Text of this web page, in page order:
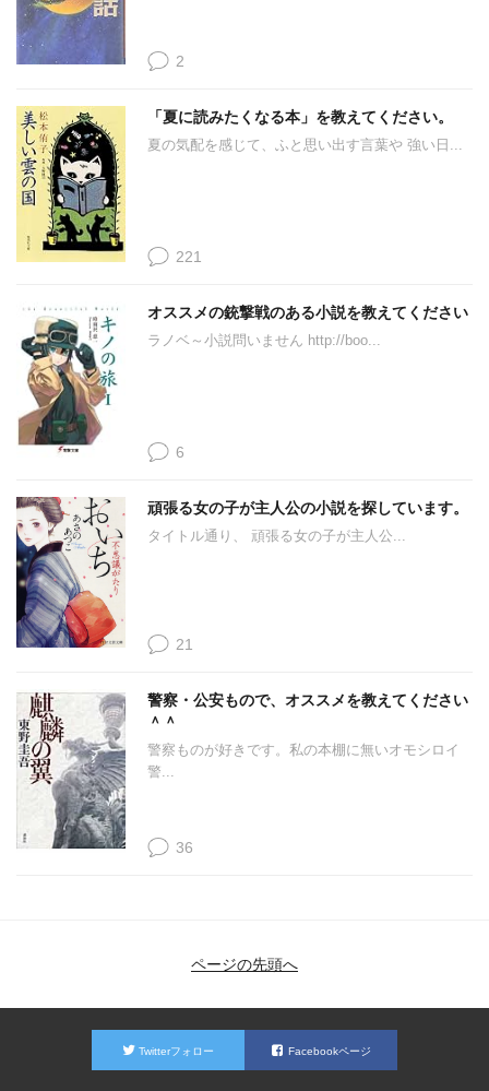
2
「夏に読みたくなる本」を教えてください。
夏の気配を感じて、ふと思い出す言葉や 強い日...
221
オススメの銃撃戦のある小説を教えてください
ラノベ～小説問いません http://boo...
6
頑張る女の子が主人公の小説を探しています。
タイトル通り、 頑張る女の子が主人公...
21
警察・公安もので、オススメを教えてください
＾＾
警察ものが好きです。私の本棚に無いオモシロイ
警...
36
ページの先頭へ
Twitterフォロー Facebookページ